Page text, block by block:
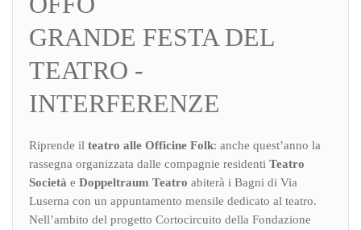
GRANDE FESTA DEL
TEATRO -
INTERFERENZE
Riprende il teatro alle Officine Folk: anche quest’anno la
rassegna organizzata dalle compagnie residenti Teatro
Società e Doppeltraum Teatro abiterà i Bagni di Via
Luserna con un appuntamento mensile dedicato al teatro.
Nell’ambito del progetto Cortocircuito della Fondazione